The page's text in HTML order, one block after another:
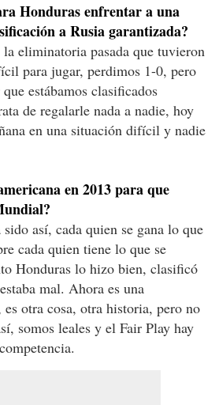
Honduras enfrentar a una
a Rusia garantizada?
eliminatoria pasada que tuvieron
para jugar, perdimos 1-0, pero
estábamos clasificados
de regalarle nada a nadie, hoy
en una situación difícil y nadie
en 2013 para que
así, cada quien se gana lo que
cada quien tiene lo que se
Honduras lo hizo bien, clasificó
mal. Ahora es una
otra cosa, otra historia, pero no
somos leales y el Fair Play hay